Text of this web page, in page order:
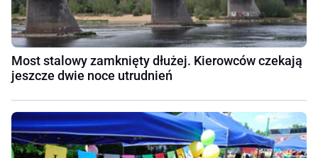
Most stalowy zamknięty dłużej. Kierowców czekają
jeszcze dwie noce utrudnień